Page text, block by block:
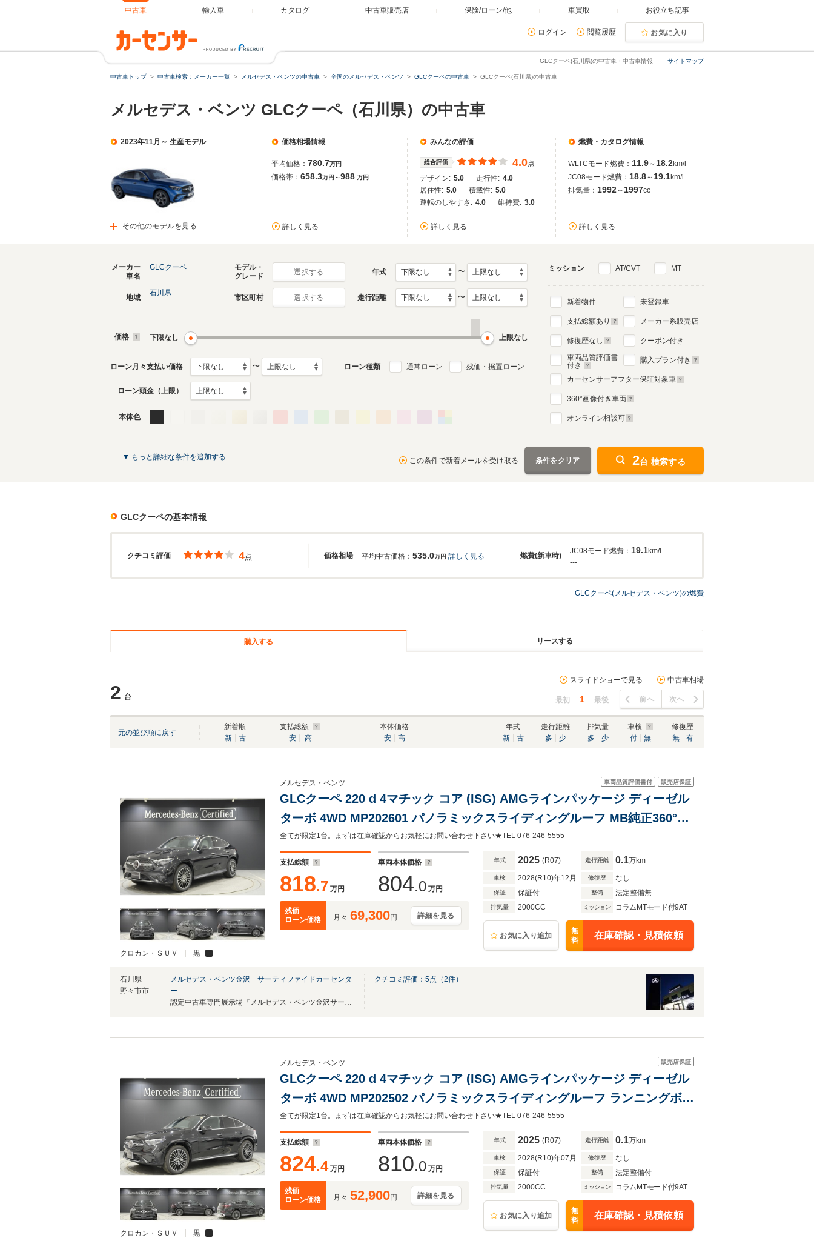
中古車 輸入車 カタログ 中古車販売店 保険/ローン/他 車買取 お役立ち記事
ログイン 閲覧履歴 お気に入り
サイトマップ
GLCクーペ(石川県)の中古車・中古車情報
中古車トップ 中古車検索：メーカー一覧 メルセデス・ベンツの中古車 全国のメルセデス・ベンツ GLCクーペの中古車 GLCクーペ(石川県)の中古車
メルセデス・ベンツ GLCクーペ（石川県）の中古車
2023年11月～ 生産モデル
その他のモデルを見る
価格相場情報
平均価格： 780.7万円
価格帯： 658.3万円～988 万円
詳しく見る
みんなの評価
総合評価 4.0点
デザイン: 5.0 走行性: 4.0
居住性: 5.0 積載性: 5.0
運転のしやすさ: 4.0 維持費: 3.0
詳しく見る
燃費・カタログ情報
WLTCモード燃費： 11.9～ 18.2km/l
JC08モード燃費： 18.8～ 19.1km/l
排気量： 1992～ 1997cc
詳しく見る
GLCクーペのカタログを見る
メーカー
車名
GLCクーペ
モデル・
グレード
選択する 年式 〜
地域
石川県
市区町村 選択する 走行距離 〜
価格 下限なし 上限なし
ローン月々支払い価格 〜 ローン種類 通常ローン 残価・据置ローン
ローン頭金（上限）
本体色
ミッション AT/CVT MT
新着物件
支払総額あり
修復歴なし
車両品質評価書
付き
未登録車
メーカー系販売店
クーポン付き
購入プラン付き
カーセンサーアフター保証対象車
360°画像付き車両
オンライン相談可
▼ もっと詳細な条件を追加する この条件で新着メールを受け取る 条件をクリア 2台 検索する
GLCクーペの基本情報
クチコミ評価 価格相場 燃費(新車時)
4点 平均中古価格： 535.0万円 詳しく見る
JC08モード燃費： 19.1km/l
---
GLCクーペ(メルセデス・ベンツ)の燃費
購入する リースする
2 台
スライドショーで見る 中古車相場
最初 1 最後 前へ 次へ
元の並び順に戻す
新着順
新
古
支払総額
安
高
本体価格
安
高
年式
新
古
走行距離
多
少
排気量
多
少
車検
付
無
修復歴
無
有
クロカン・ＳＵＶ 黒
車両品質評価書付 販売店保証
メルセデス・ベンツ
GLCクーペ 220 d 4マチック コア (ISG) AMGラインパッケージ ディーゼル
ターボ 4WD MP202601 パノラミックスライディングルーフ MB純正360°前
後ドライブレコーダー
全てが限定1台。まずは在庫確認からお気軽にお問い合わせ下さい★TEL 076-246-5555
支払総額
818.7 万円
車両本体価格
804.0 万円
残価
ローン価格
月々 69,300円 詳細を見る
年式 2025 (R07) 走行距離 0.1万km
車検 2028(R10)年12月 修復歴 なし
保証 保証付 整備 法定整備無
排気量 2000CC ミッション コラムMTモード付9AT
お気に入り追加
無
料
在庫確認・見積依頼
石川県
野々市市
メルセデス・ベンツ金沢 サーティファイドカーセンタ
ー
認定中古車専門展示場『メルセデス・ベンツ金沢サーティファイドカーセンター』
クチコミ評価： 5点（2件）
クロカン・ＳＵＶ 黒
販売店保証
メルセデス・ベンツ
GLCクーペ 220 d 4マチック コア (ISG) AMGラインパッケージ ディーゼル
ターボ 4WD MP202502 パノラミックスライディングルーフ ランニングボー
ド
全てが限定1台。まずは在庫確認からお気軽にお問い合わせ下さい★TEL 076-246-5555
支払総額
824.4 万円
車両本体価格
810.0 万円
残価
ローン価格
月々 52,900円 詳細を見る
年式 2025 (R07) 走行距離 0.1万km
車検 2028(R10)年07月 修復歴 なし
保証 保証付 整備 法定整備付
排気量 2000CC ミッション コラムMTモード付9AT
お気に入り追加
無
料
在庫確認・見積依頼